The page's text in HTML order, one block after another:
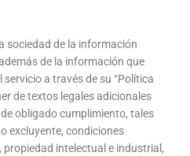
sociedad de la información
de la información que
a través de su “Política
de textos legales adicionales
obligado cumplimiento, tales
excluyente, condiciones
intelectual e industrial,